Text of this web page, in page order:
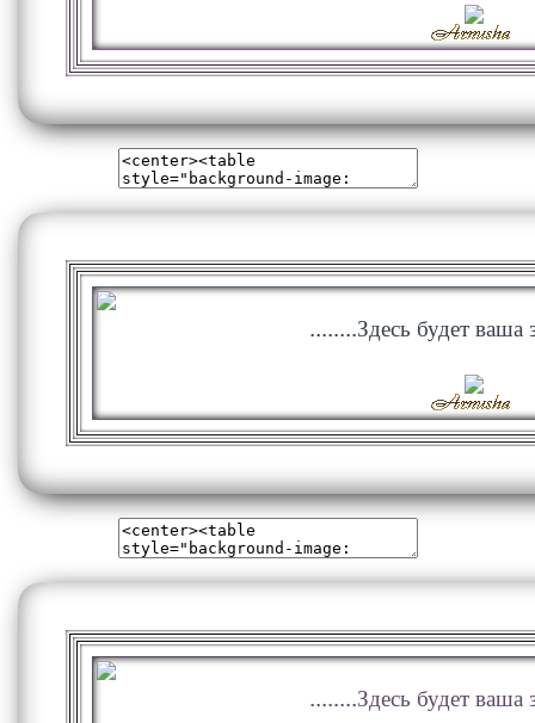
........Здесь будет ваша
........Здесь будет ваша